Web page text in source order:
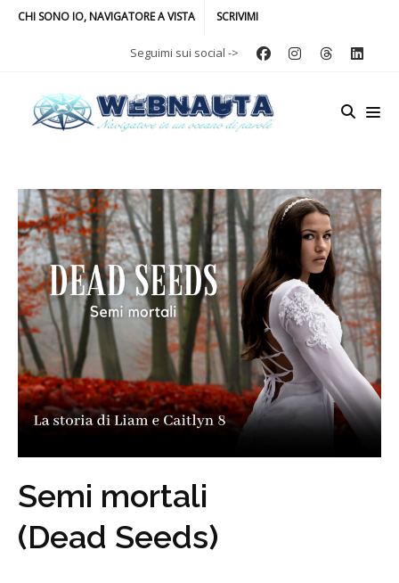
CHI SONO IO, NAVIGATORE A VISTA SCRIVIMI
Seguimi sui social ->
Semi mortali
(Dead Seeds)